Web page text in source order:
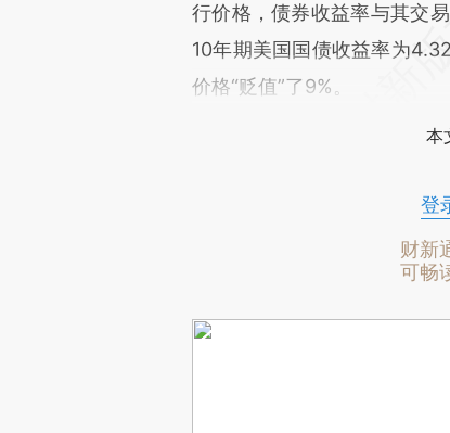
行价格，债券收益率与其交
10年期美国国债收益率为
价格“贬值”了9%。
本
登
财新
可畅